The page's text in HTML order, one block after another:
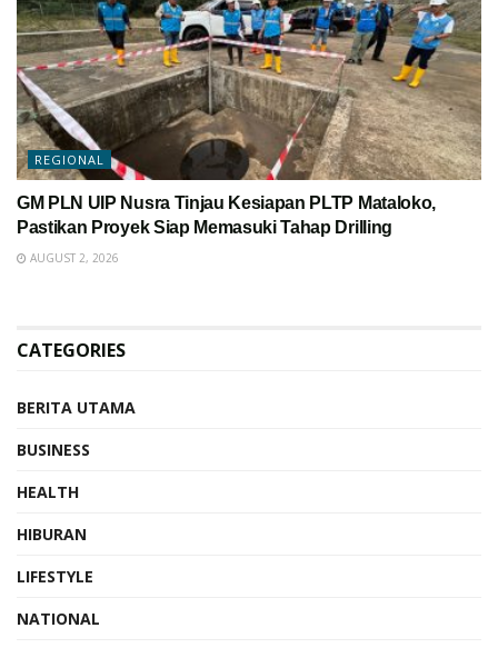
REGIONAL
GM PLN UIP Nusra Tinjau Kesiapan PLTP Mataloko,
Pastikan Proyek Siap Memasuki Tahap Drilling
AUGUST 2, 2026
CATEGORIES
BERITA UTAMA
BUSINESS
HEALTH
HIBURAN
LIFESTYLE
NATIONAL